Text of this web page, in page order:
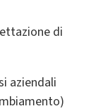
di
aziendali